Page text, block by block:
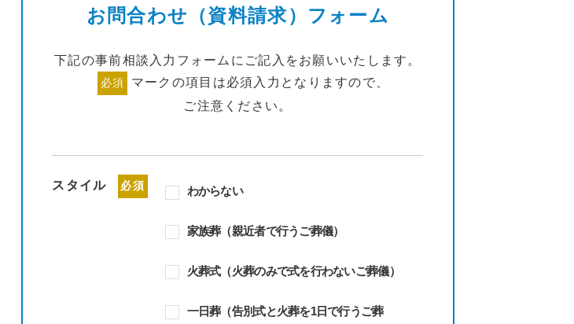
お問合わせ（資料請求）フォーム
下記の事前相談入力フォームにご記入をお願いいたします。
必須
マークの項目は必須入力となりますので、
ご注意ください。
スタイル 必須 わからない
家族葬（親近者で行うご葬儀）
火葬式（火葬のみで式を行わないご葬儀）
一日葬（告別式と火葬を1日で行うご葬